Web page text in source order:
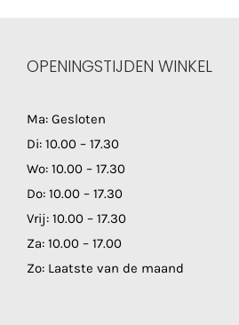
OPENINGSTIJDEN WINKEL
Ma: Gesloten
Di: 10.00 – 17.30
Wo: 10.00 – 17.30
Do: 10.00 – 17.30
Vrij: 10.00 – 17.30
Za: 10.00 – 17.00
Zo: Laatste van de maand